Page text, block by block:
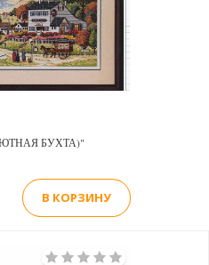
БУХТА)"
В КОРЗИНУ